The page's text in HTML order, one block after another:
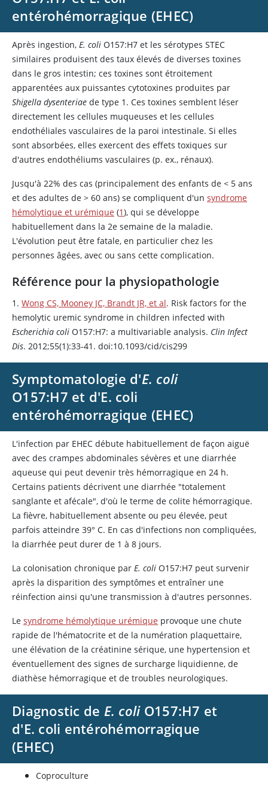
entérohémorragique (EHEC)
Après ingestion, E. coli O157:H7 et les sérotypes STEC
similaires produisent des taux élevés de diverses toxines
dans le gros intestin; ces toxines sont étroitement
apparentées aux puissantes cytotoxines produites par
Shigella dysenteriae de type 1. Ces toxines semblent léser
directement les cellules muqueuses et les cellules
endothéliales vasculaires de la paroi intestinale. Si elles
sont absorbées, elles exercent des effets toxiques sur
d'autres endothéliums vasculaires (p. ex., rénaux).
Jusqu'à 22% des cas (principalement des enfants de < 5 ans
et des adultes de > 60 ans) se compliquent d'un syndrome
hémolytique et urémique (1), qui se développe
habituellement dans la 2e semaine de la maladie.
L'évolution peut être fatale, en particulier chez les
personnes âgées, avec ou sans cette complication.
Référence pour la physiopathologie
1. Wong CS, Mooney JC, Brandt JR, et al. Risk factors for the
hemolytic uremic syndrome in children infected with
Escherichia coli O157:H7: a multivariable analysis. Clin Infect
Dis. 2012;55(1):33-41. doi:10.1093/cid/cis299
Symptomatologie d'E. coli
O157:H7 et d'E. coli
entérohémorragique (EHEC)
L'infection par EHEC débute habituellement de façon aiguë
avec des crampes abdominales sévères et une diarrhée
aqueuse qui peut devenir très hémorragique en 24 h.
Certains patients décrivent une diarrhée "totalement
sanglante et afécale", d'où le terme de colite hémorragique.
La fièvre, habituellement absente ou peu élevée, peut
parfois atteindre 39° C. En cas d'infections non compliquées,
la diarrhée peut durer de 1 à 8 jours.
La colonisation chronique par E. coli O157:H7 peut survenir
après la disparition des symptômes et entraîner une
réinfection ainsi qu'une transmission à d'autres personnes.
Le syndrome hémolytique urémique provoque une chute
rapide de l'hématocrite et de la numération plaquettaire,
une élévation de la créatinine sérique, une hypertension et
éventuellement des signes de surcharge liquidienne, de
diathèse hémorragique et de troubles neurologiques.
Diagnostic de E. coliO157:H7 et
d'E. coli entérohémorragique
(EHEC)
Coproculture